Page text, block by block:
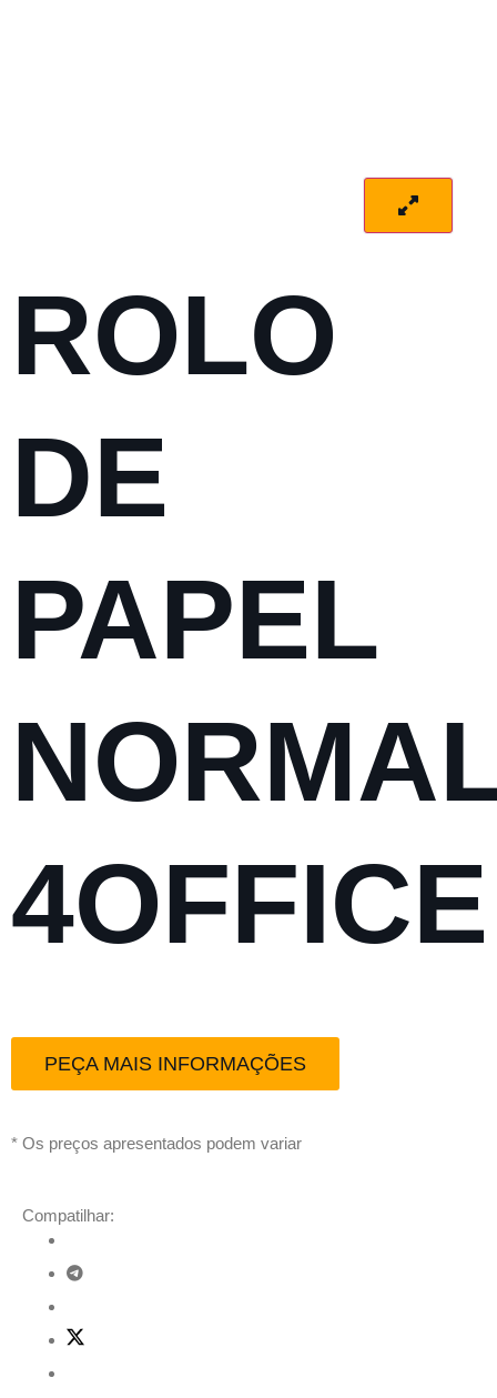
ROLO
DE
PAPEL
4OFFICE
PEÇA MAIS INFORMAÇÕES
* Os preços apresentados podem variar
Compatilhar: